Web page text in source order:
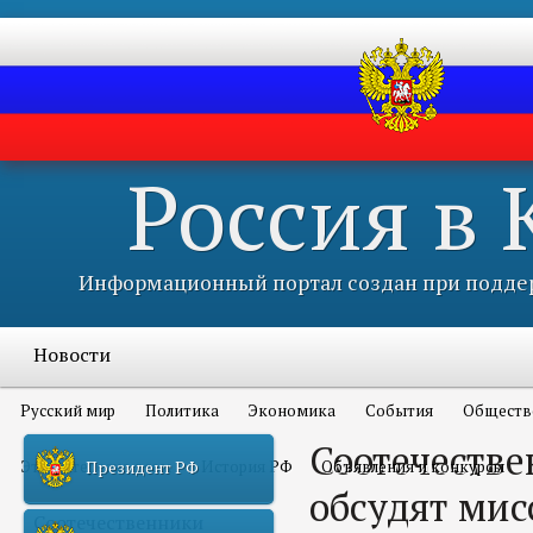
Россия в
Информационный портал создан при
Новости
Русский мир Политика Экономика События
Это интересно всем История РФ Объявления и конкурсы
Соотечественники
Президент РФ
обсудят